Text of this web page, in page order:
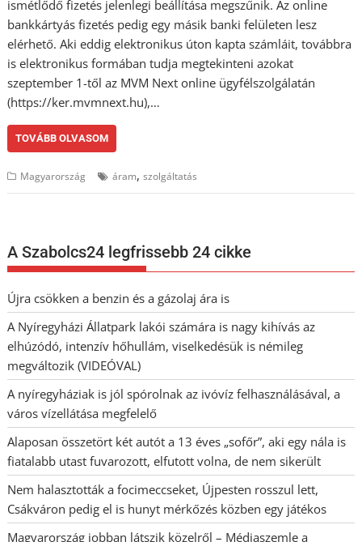
ismétlődő fizetés jelenlegi beállítása megszűnik. Az online
bankkártyás fizetés pedig egy másik banki felületen lesz
elérhető. Aki eddig elektronikus úton kapta számláit, továbbra
is elektronikus formában tudja megtekinteni azokat
szeptember 1-től az MVM Next online ügyfélszolgálatán
(https://ker.mvmnext.hu),…
TOVÁBB OLVASOM
Magyarország áram,szolgáltatás
A Szabolcs24 legfrissebb 24 cikke
Újra csökken a benzin és a gázolaj ára is
A Nyíregyházi Állatpark lakói számára is nagy kihívás az
elhúzódó, intenzív hőhullám, viselkedésük is némileg
megváltozik (VIDEÓVAL)
A nyíregyháziak is jól spórolnak az ivóvíz felhasználásával, a
város vízellátása megfelelő
Alaposan összetört két autót a 13 éves „sofőr”, aki egy nála is
fiatalabb utast fuvarozott, elfutott volna, de nem sikerült
Nem halasztották a focimeccseket, Újpesten rosszul lett,
Csákváron pedig el is hunyt mérkőzés közben egy játékos
Magyarország jobban látszik közelről – Médiaszemle a